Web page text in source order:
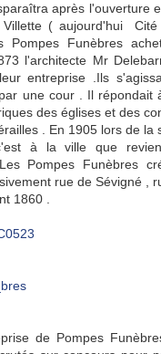
après l'ouverture
( aujourd'hui
Pompes Funèbres
l'architecte Mr
entreprise .Ils
une cour . Il répondait
des églises et des
. En 1905 lors de la
à la ville que
Pompes Funèbres
rue de Sévigné ,
1860 .
de Pompes